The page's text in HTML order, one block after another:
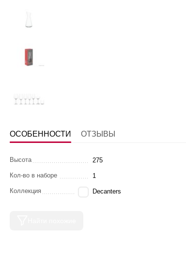
ОСОБЕННОСТИ ОТЗЫВЫ
Высота 275
Кол-во в наборе 1
Коллекция Decanters